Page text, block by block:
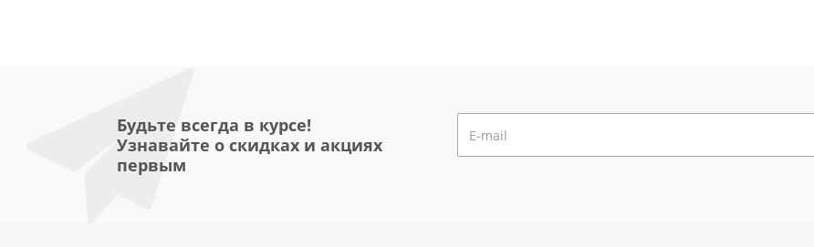
Будьте всегда в курсе!
Узнавайте о скидках и акциях
первым